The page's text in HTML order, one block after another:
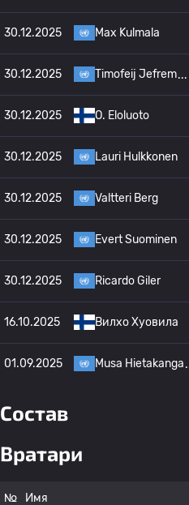
30.12.2025 Max Kulmala
30.12.2025 Timofeij Jefrem
30.12.2025 O. Eloluoto
30.12.2025 Lauri Hulkkonen
30.12.2025 Valtteri Berg
30.12.2025 Evert Suominen
30.12.2025 Ricardo Giler
16.10.2025 Вилхо Хуовила
01.09.2025 Musa Hietakanga
Состав
Вратари
№ Имя